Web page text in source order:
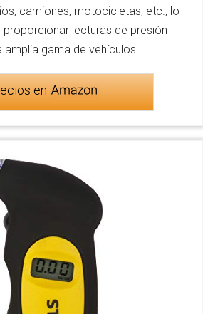
camiones, motocicletas, etc., lo
proporcionar lecturas de presión
amplia gama de vehículos.
en